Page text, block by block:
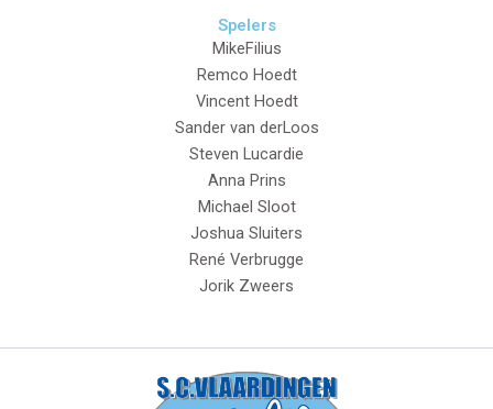
Spelers
MikeFilius
Remco Hoedt
Vincent Hoedt
Sander van derLoos
Steven Lucardie
Anna Prins
Michael Sloot
Joshua Sluiters
René Verbrugge
Jorik Zweers